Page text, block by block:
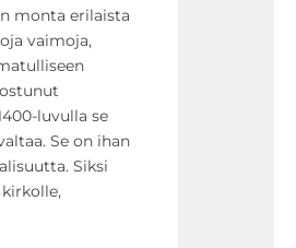
monta erilaista
vaimoja,
luvulla se
Se on ihan
Siksi